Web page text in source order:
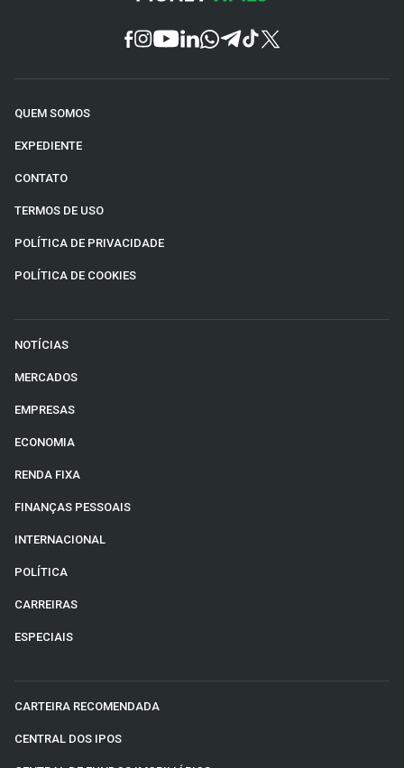
QUEM SOMOS
EXPEDIENTE
CONTATO
TERMOS DE USO
POLÍTICA DE PRIVACIDADE
POLÍTICA DE COOKIES
NOTÍCIAS
MERCADOS
EMPRESAS
ECONOMIA
RENDA FIXA
FINANÇAS PESSOAIS
INTERNACIONAL
POLÍTICA
CARREIRAS
ESPECIAIS
CARTEIRA RECOMENDADA
CENTRAL DOS IPOS